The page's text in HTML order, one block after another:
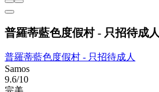
普羅蒂藍色度假村 - 只招待成人
普羅蒂藍色度假村 - 只招待成人
Samos
9.6/10